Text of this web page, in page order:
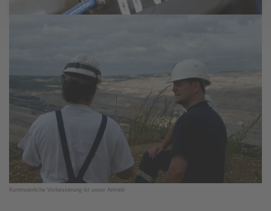
Kontinuierliche Verbesserung ist unser Antrieb